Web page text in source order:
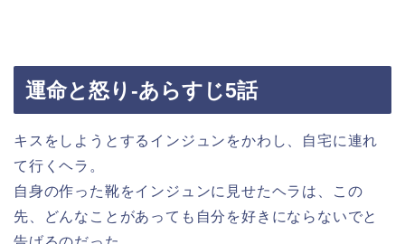
運命と怒り-あらすじ5話
キスをしようとするインジュンをかわし、自宅に連れ
て行くヘラ。
自身の作った靴をインジュンに見せたヘラは、この
先、どんなことがあっても自分を好きにならないでと